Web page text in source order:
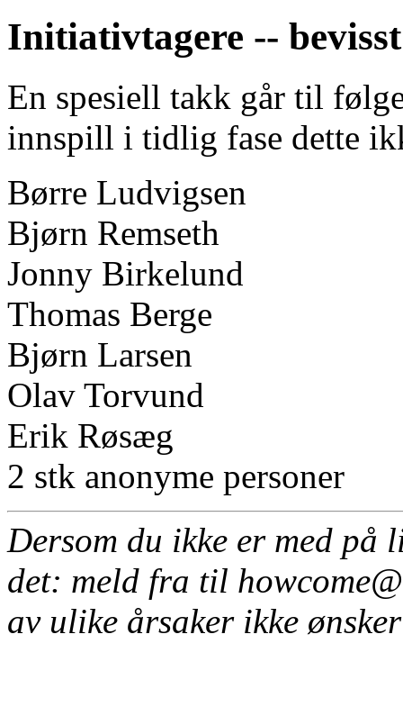
Initiativtagere --
En spesiell takk går til
innspill i tidlig fase dette
Børre Ludvigsen
Bjørn Remseth
Jonny Birkelund
Thomas Berge
Bjørn Larsen
Olav Torvund
Erik Røsæg
2 stk anonyme personer
Dersom du ikke er med på
det: meld fra til
av ulike årsaker ikke